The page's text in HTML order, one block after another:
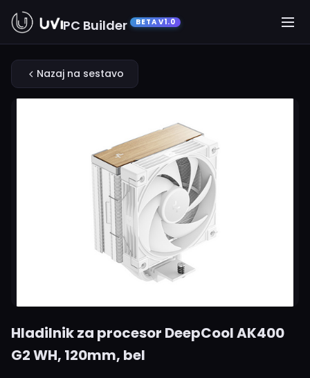
PC Builder BETA V1.0
Nazaj na sestavo
Hladilnik za procesor DeepCool AK400
G2 WH, 120mm, bel